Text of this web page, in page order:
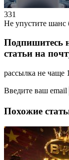
331
Не упустите шанс
Подпишитесь
статьи на
рассылка не чаще
Введите ваш email
Похожие